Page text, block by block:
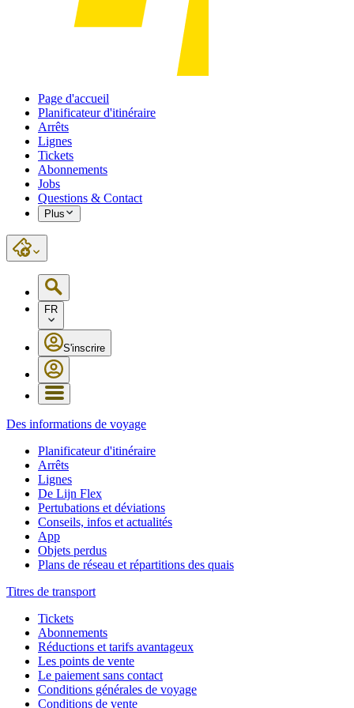
Page d'accueil
Planificateur d'itinéraire
Arrêts
Lignes
Tickets
Abonnements
Jobs
Questions & Contact
Plus
FR
S'inscrire
Des informations de voyage
Planificateur d'itinéraire
Arrêts
Lignes
De Lijn Flex
Pertubations et déviations
Conseils, infos et actualités
App
Objets perdus
Plans de réseau et répartitions des quais
Titres de transport
Tickets
Abonnements
Réductions et tarifs avantageux
Les points de vente
Le paiement sans contact
Conditions générales de voyage
Conditions de vente